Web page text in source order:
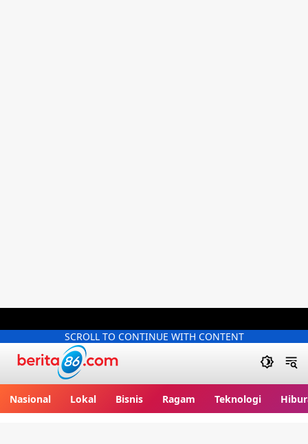
SCROLL TO CONTINUE WITH CONTENT
Nasional Lokal Bisnis Ragam Teknologi